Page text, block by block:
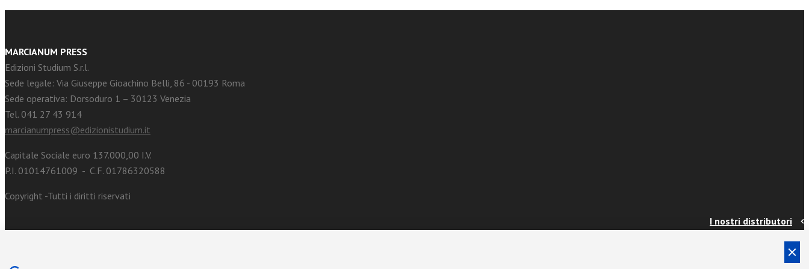
MARCIANUM PRESS
Edizioni Studium S.r.l.
Sede legale: Via Giuseppe Gioachino Belli, 86 - 00193 Roma
Sede operativa: Dorsoduro 1 – 30123 Venezia
Tel. 041 27 43 914
marcianumpress@edizionistudium.it
Capitale Sociale euro 137.000,00 I.V.
P.I. 01014761009 - C.F. 01786320588
Copyright -Tutti i diritti riservati
I nostri distributori
Info e spedizioni